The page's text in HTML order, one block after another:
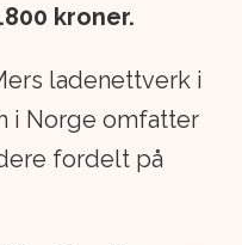
kroner.
ladenettverk i
i Norge omfatter
fordelt på